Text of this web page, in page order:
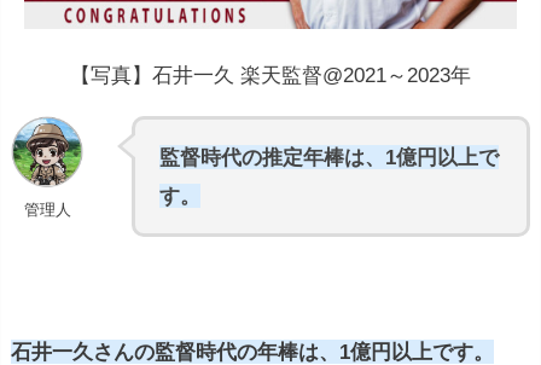
【写真】石井一久 楽天監督@2021～2023年
管理人
監督時代の推定年棒は、1億円以上で
す。
石井一久さんの監督時代の年棒は、1億円以上です。